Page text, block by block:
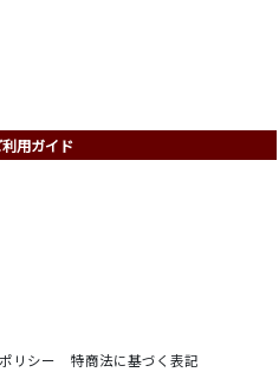
利用ガイド
リシー 特商法に基づく表記